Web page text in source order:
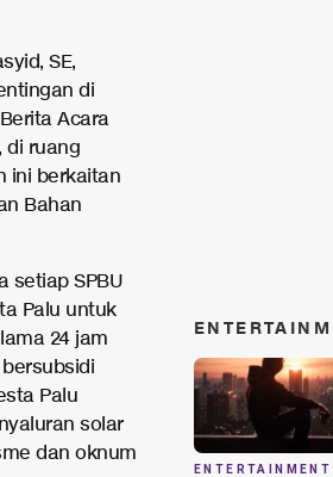
SE,
di
Acara
di ruang
ini berkaitan
Bahan
setiap SPBU
Palu untuk
24 jam
Palu
solar
dan oknum
ENTERTAINMENT